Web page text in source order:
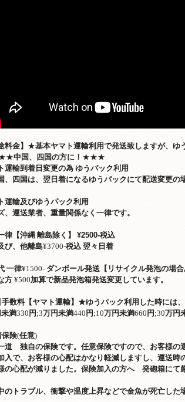
料金】 ★基本ヤマト運輸利用で発送致しますが、ゆ
中国、四国の方に！ ★★★
運輸到着日変更の為 ゆうパック利用
、四国は、翌日着になるゆうパックにて配送変更の
運輸及びゆうパック利用
、運送業者、重量関係なく一律です。
律【沖縄 離島除く】
¥2500-税込
び、他離島¥3700-税込 翌々日着
一律¥1500- ダンボール発送【リサイクル発泡の場合
方 ¥500加算で新品発泡箱発送変更しています。
数料【ヤマト運輸】 ★ゆうパック利用した時には、
満330 円 ;3万円未満440 円 ;10万円未満660 円 ;30万円
保険(任意)
道 独自の保険です。任意保険ですので、お客様の
入で、お客様の心配はかなり軽減しますし、運送時
の心配が減りました。保険加入の方へ 発砲箱にて
のトラブル、衝撃や温度上昇などで金魚が死亡した